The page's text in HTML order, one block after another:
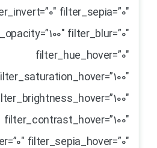
filter_sepia=”0″
filter_blur=”0″
filter_hue_hover=”0″
filter_contrast_hover=”100″
filter_sepia_hover=”0″